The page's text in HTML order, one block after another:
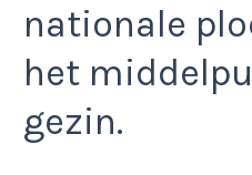
nationale
het
gezin.